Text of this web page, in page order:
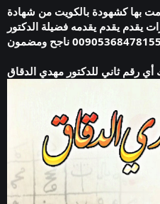
بها كشهودة بالكويت من شهادة
يقدم يقدم يقدمه فضيلة الدكتور
رقم ثاني للدكتور مهدي الدقاق